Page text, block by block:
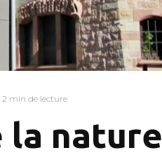
2 min de lecture
la nature